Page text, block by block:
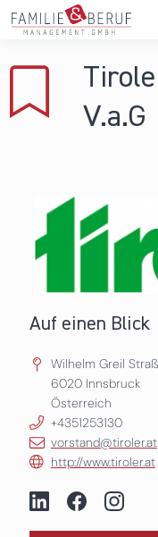
Direkt zum Inhalt
Gemeinden
Das sind wir
V.a.G
Auf einen Blick
Wilhelm Greil
6020 Innsbruck
Österreich
+4351253130
vorstand@tiroler.at
http://www.tiroler.at